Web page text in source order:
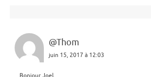
@Thom
juin 15, 2017 à 12:03
Bonjour Joel,